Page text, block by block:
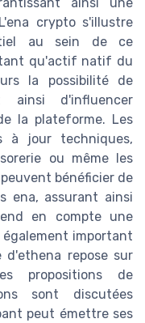
crypto s'illustre
au sein de ce
tant qu'actif natif du
la possibilité de
d'influencer
la plateforme. Les
à jour techniques,
ou même les
bénéficier de
ena, assurant ainsi
en compte une
important
d'ethena repose sur
propositions de
sont discutées
peut émettre ses